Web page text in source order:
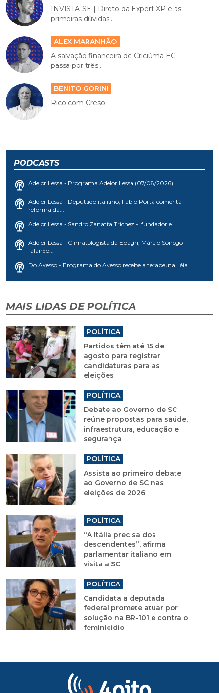
INVISTA-SE | Direto da Expert XP e as
primeiras dúvidas...
ALEX MARANHÃO
A salvação financeira do Criciúma EC
passa por três...
BENITO GORINI
Rico com Creso
PODCASTS
Adelor Lessa - Programa Adelor Lessa (07/08/2026)
Adelor Lessa - Deputado italiano, Fabio Porta comenta
reforma da...
Adelor Lessa - Sandro Zanatta Trichez - fundador e...
Adelor Lessa - Climatologista da Epagri, Márcio Sônego
falando...
Do Avesso - Programa do Avesso recebe a terapeuta Léia...
MAIS LIDAS DE POLÍTICA
POLÍTICA
Partidos têm até 15 de
agosto para registrar
candidaturas para as
eleições
POLÍTICA
Debate ao Governo de SC
reúne propostas para saúde,
infraestrutura, educação e
segurança
POLÍTICA
Assista ao primeiro debate
ao Governo de SC nas
eleições de 2026
POLÍTICA
“A Itália precisa dos
descendentes”, afirma
parlamentar italiano em
visita a SC
POLÍTICA
Candidata a deputada
federal promete atuar por
solução na BR-101 e contra o
feminicídio